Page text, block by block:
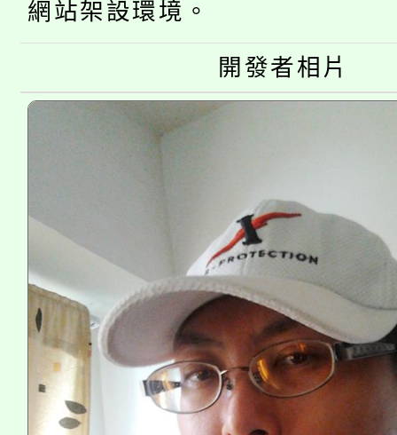
半價優惠，詳情可洽有
者。
份教師增能研習
大溪自造教育及科技中
份教師研習
淨零綠生活教案入校路
115年食農教育專業人
網站架設環境。
開發者相片